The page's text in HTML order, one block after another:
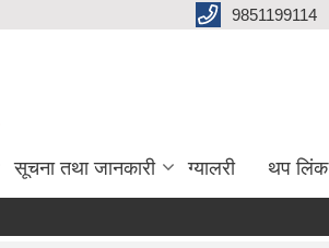
9851199114
सूचना तथा जानकारी ग्यालरी थप लिंक